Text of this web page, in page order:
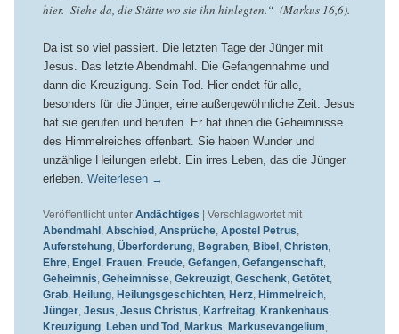
hier. Siehe da, die Stätte wo sie ihn hinlegten.“ (Markus 16,6).
Da ist so viel passiert. Die letzten Tage der Jünger mit
Jesus. Das letzte Abendmahl. Die Gefangennahme und
dann die Kreuzigung. Sein Tod. Hier endet für alle,
besonders für die Jünger, eine außergewöhnliche Zeit. Jesus
hat sie gerufen und berufen. Er hat ihnen die Geheimnisse
des Himmelreiches offenbart. Sie haben Wunder und
unzählige Heilungen erlebt. Ein irres Leben, das die Jünger
erleben. Weiterlesen →
Veröffentlicht unter Andächtiges
Verschlagwortet mit
Abendmahl , Abschied , Ansprüche, Apostel Petrus,
Auferstehung, Überforderung, Begraben, Bibel , Christen,
Ehre, Engel , Frauen, Freude, Gefangen, Gefangenschaft,
Geheimnis, Geheimnisse, Gekreuzigt, Geschenk, Getötet,
Grab, Heilung, Heilungsgeschichten, Herz, Himmelreich,
Jünger, Jesus, Jesus Christus, Karfreitag, Krankenhaus,
Kreuzigung, Leben und Tod , Markus, Markusevangelium,